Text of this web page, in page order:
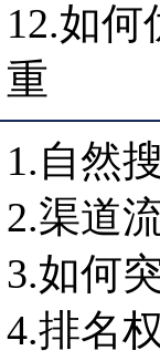
12.如
重
1.自然
2.渠道
3.如何
4.排名